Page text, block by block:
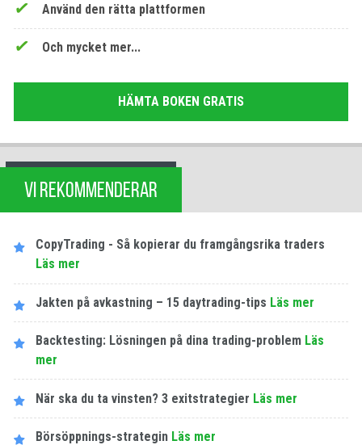
Använd den rätta plattformen
Och mycket mer...
HÄMTA BOKEN GRATIS
VI REKOMMENDERAR
CopyTrading - Så kopierar du framgångsrika traders
Läs mer
Jakten på avkastning – 15 daytrading-tips Läs mer
Backtesting: Lösningen på dina trading-problem Läs
mer
När ska du ta vinsten? 3 exitstrategier Läs mer
Börsöppnings-strategin Läs mer